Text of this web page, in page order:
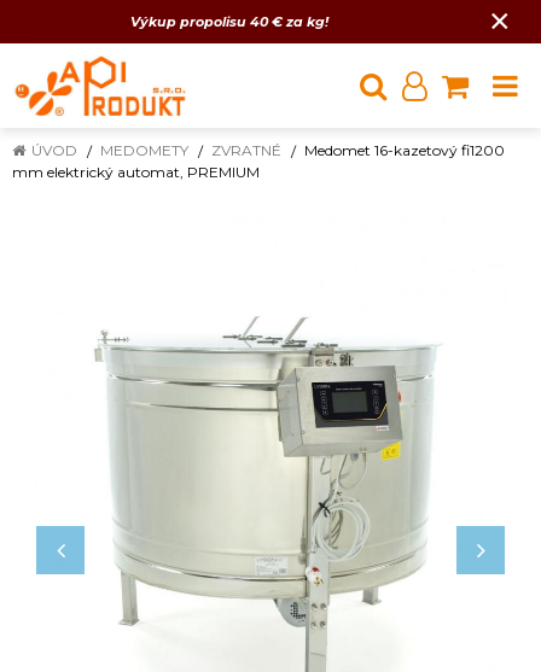
Výkup propolisu 40 € za kg! ×
ÚVOD MEDOMETY ZVRATNÉ
Medomet 16-kazetový fi1200
mm elektrický automat, PREMIUM